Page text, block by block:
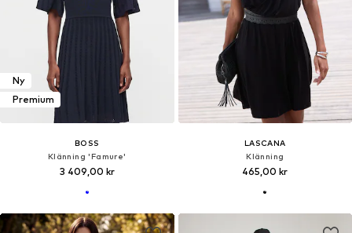
Ny
Premium
BOSS
Klänning 'Famure'
3 409,00 kr
LASCANA
Klänning
465,00 kr